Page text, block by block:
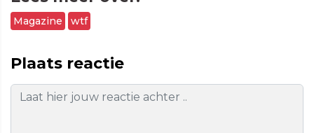
Magazine wtf
Plaats reactie